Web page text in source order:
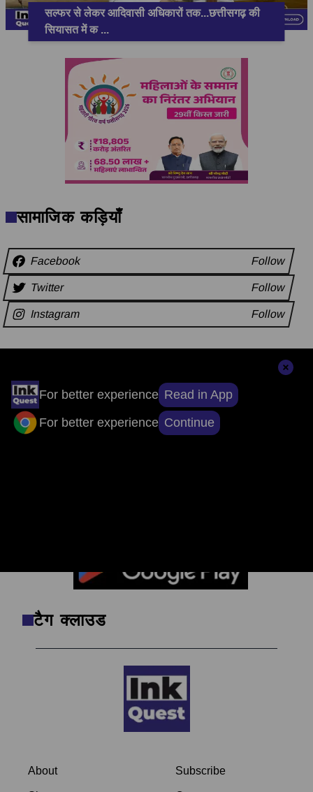
For better experience Read in App
For better experience Continue
सल्फर से लेकर आदिवासी अधिकारों तक...छत्तीसगढ़ की
सियासत में क...
सामाजिक कड़ियाँ
Facebook Follow
Twitter Follow
Instagram Follow
टैग क्लाउड
About Subscribe